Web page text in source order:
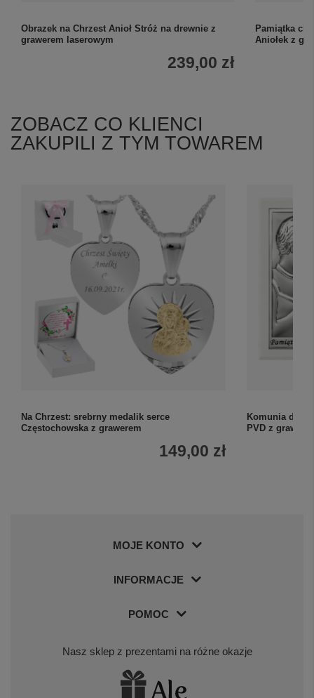
Obrazek na Chrzest Anioł Stróż na drewnie z
grawerem laserowym
239,00 zł
Pamiątka
Aniołek z
ZOBACZ CO KLIENCI
ZAKUPILI Z TYM TOWAREM
Na Chrzest: srebrny medalik serce
Częstochowska z grawerem
149,00 zł
Komunia dla
PVD z
MOJE KONTO
INFORMACJE
POMOC
Nasz sklep z prezentami na różne okazje